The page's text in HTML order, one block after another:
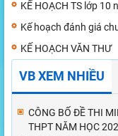
KẾ HOẠCH TS lớp 10
Kế hoạch đánh giá
KẾ HOẠCH VĂN THƯ
VB XEM NHIỀU
CÔNG BỐ ĐỀ THI
THPT NĂM HỌC